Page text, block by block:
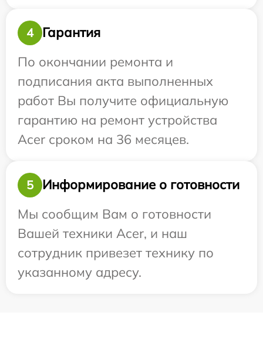
4
Гарантия
По окончании ремонта и
подписания акта выполненных
работ Вы получите официальную
гарантию на ремонт устройства
Acer сроком на 36 месяцев.
5
Информирование о готовности
Мы сообщим Вам о готовности
Вашей техники Acer, и наш
сотрудник привезет технику по
указанному адресу.